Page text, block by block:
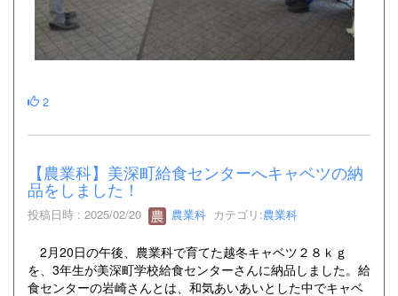
2
【農業科】美深町給食センターへキャベツの納
品をしました！
投稿日時 : 2025/02/20 農業科 カテゴリ:農業科
2月20日の午後、農業科で育てた越冬キャベツ２８ｋｇ
を、3年生が美深町学校給食センターさんに納品しました。給
食センターの岩崎さんとは、和気あいあいとした中でキャベ